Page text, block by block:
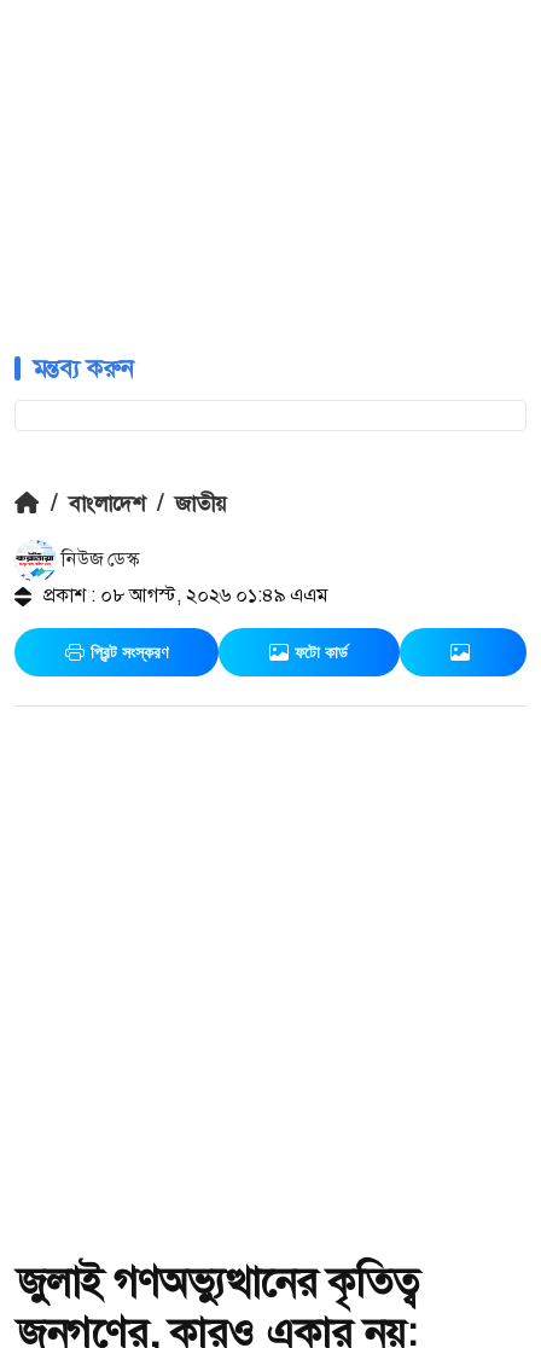
মন্তব্য করুন
/ বাংলাদেশ / জাতীয়
নিউজ ডেস্ক
প্রকাশ : ০৮ আগস্ট, ২০২৬ ০১:৪৯ এএম
প্রিন্ট সংস্করণ ফটো কার্ড
জুলাই গণঅভ্যুত্থানের কৃতিত্ব
জনগণের, কারও একার নয়: